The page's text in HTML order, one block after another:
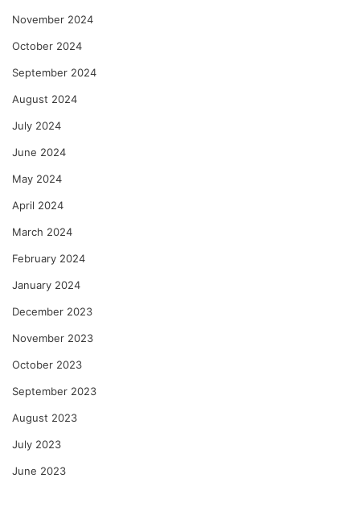
November 2024
October 2024
September 2024
August 2024
July 2024
June 2024
May 2024
April 2024
March 2024
February 2024
January 2024
December 2023
November 2023
October 2023
September 2023
August 2023
July 2023
June 2023